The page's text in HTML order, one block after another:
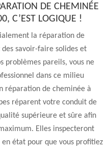
DE CHEMINÉE
C’EST LOGIQUE !
la réparation de
savoir-faire solides et
problèmes pareils, vous ne
dans ce milieu
réparation de cheminée à
réparent votre conduit de
supérieure et sûre afin
Elles inspecteront
état pour que vous profitiez